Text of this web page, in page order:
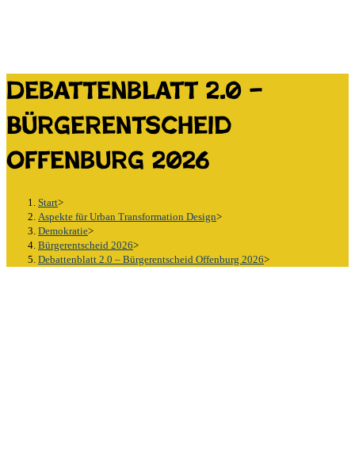
Debattenblatt 2.0 –
Bürgerentscheid
Offenburg 2026
Start>
Aspekte für Urban Transformation Design>
Demokratie>
Bürgerentscheid 2026>
Debattenblatt 2.0 – Bürgerentscheid Offenburg 2026>